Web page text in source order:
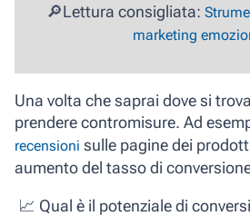
🔎Lettura consigliata:
marketing
Una volta che saprai dove si
prendere contromisure. Ad
recensioni sulle pagine dei
aumento del tasso di
📈 Qual è il potenziale di